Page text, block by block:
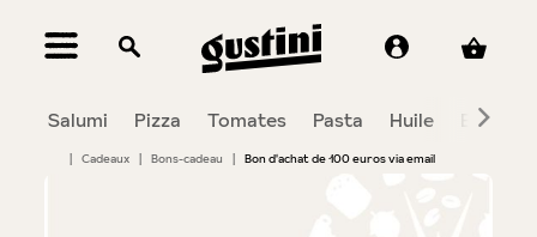
principal
Salumi Pizza Tomates Pasta Huile
| Cadeaux | Bons-cadeau | Bon d'achat de 100 euros via email